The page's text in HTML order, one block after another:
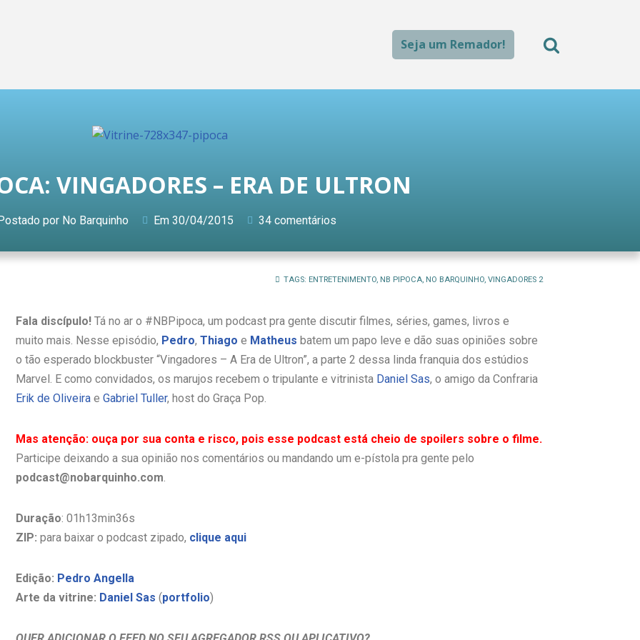
Seja um Remador!
VINGADORES – ERA DE ULTRON
Postado por No Barquinho Em 30/04/2015 34 comentários
TAGS: ENTRETENIMENTO, NB PIPOCA, NO BARQUINHO, VINGADORES 2
Fala discípulo!Tá no ar o #NBPipoca, um podcast pra gente discutir filmes, séries, games, livros e
muito mais. Nesse episódio, Pedro, Thiago e Matheus batem um papo leve e dão suas opiniões sobre
o tão esperado blockbuster “Vingadores – A Era de Ultron”, a parte 2 dessa linda franquia dos estúdios
Marvel. E como convidados, os marujos recebem o tripulante e vitrinista Daniel Sas, o amigo da Confraria
Erik de Oliveirae Gabriel Tuller, host do Graça Pop.
Mas atenção: ouça por sua conta e risco, pois esse podcast está cheio de spoilers sobre o filme.
Participe deixando a sua opinião nos comentários ou mandando um e-pístola pra gente pelo
podcast@nobarquinho.com.
Duração: 01h13min36s
ZIP: para baixar o podcast zipado, clique aqui
Edição: Pedro Angella
Arte da vitrine: Daniel Sas (portfolio)